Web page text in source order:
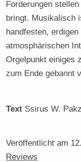
Forderungen
bringt. Musikalisch
handfesten,
atmosphärischen
Orgelpunkt einiges
zum Ende gebannt
Text Ssirus W.
Veröffentlicht am
Reviews